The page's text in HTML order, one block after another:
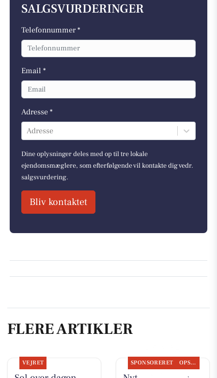
SALGSVURDERINGER
Telefonnummer *
Email *
Adresse *
Adresse
Dine oplysninger deles med op til tre lokale
ejendomsmæglere, som efterfølgende vil kontakte dig vedr.
salgsvurdering.
Bliv kontaktet
FLERE ARTIKLER
VEJRET SPONSORERET OPSLAGSTAVLEN